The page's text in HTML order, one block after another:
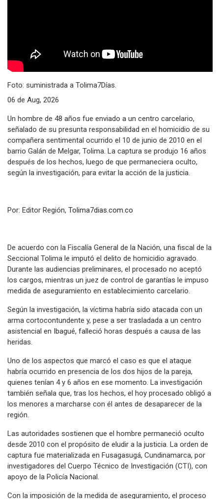
Foto: suministrada a Tolima7Días.
06 de Aug, 2026
Un hombre de 48 años fue enviado a un centro carcelario,
señalado de su presunta responsabilidad en el homicidio de su
compañera sentimental ocurrido el 10 de junio de 2010 en el
barrio Galán de Melgar, Tolima. La captura se produjo 16 años
después de los hechos, luego de que permaneciera oculto,
según la investigación, para evitar la acción de la justicia.
Por: Editor Región, Tolima7dias.com.co
De acuerdo con la Fiscalía General de la Nación, una fiscal de la
Seccional Tolima le imputó el delito de homicidio agravado.
Durante las audiencias preliminares, el procesado no aceptó
los cargos, mientras un juez de control de garantías le impuso
medida de aseguramiento en establecimiento carcelario.
Según la investigación, la víctima habría sido atacada con un
arma cortocontundente y, pese a ser trasladada a un centro
asistencial en Ibagué, falleció horas después a causa de las
heridas.
Uno de los aspectos que marcó el caso es que el ataque
habría ocurrido en presencia de los dos hijos de la pareja,
quienes tenían 4 y 6 años en ese momento. La investigación
también señala que, tras los hechos, el hoy procesado obligó a
los menores a marcharse con él antes de desaparecer de la
región.
Las autoridades sostienen que el hombre permaneció oculto
desde 2010 con el propósito de eludir a la justicia. La orden de
captura fue materializada en Fusagasugá, Cundinamarca, por
investigadores del Cuerpo Técnico de Investigación (CTI), con
apoyo de la Policía Nacional.
Con la imposición de la medida de aseguramiento, el proceso